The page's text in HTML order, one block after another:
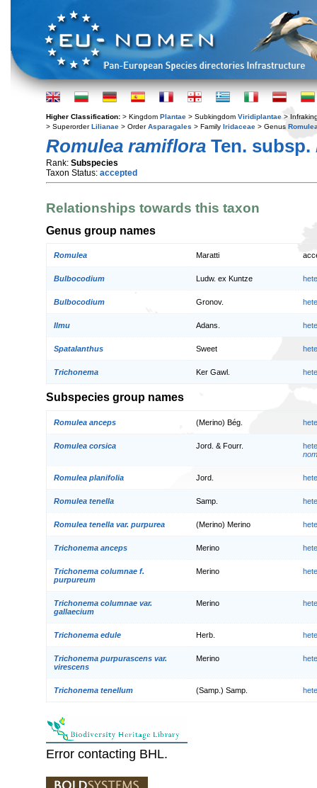
Higher Classification: > Kingdom Plantae > Subkingdom Viridiplantae >
> SuperorderLilianae > OrderAsparagales > Family Iridaceae > Genus
Romulea ramiflora Ten. subsp.
Rank: Subspecies
Taxon Status: accepted
Relationships towards this taxon
Genus group names
Romulea Maratti
Bulbocodium Ludw. ex Kuntze
Bulbocodium Gronov.
Ilmu Adans.
Spatalanthus Sweet
Trichonema Ker Gawl.
Subspecies group names
Romulea anceps (Merino) Bég.
Romulea corsica Jord. & Fourr.
Romulea planifolia Jord.
Romulea tenella Samp.
Romulea tenella var. purpurea (Merino) Merino
Trichonema anceps Merino
Trichonema columnae f.
purpureum
Merino
Trichonema columnae var.
gallaecium
Merino
Trichonema edule Herb.
Trichonema purpurascens var.
virescens
Merino
Trichonema tenellum (Samp.) Samp.
Error contacting BHL.